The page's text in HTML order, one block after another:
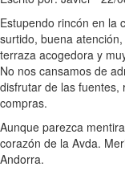
Estupendo rincón en la
surtido, buena
terraza acogedora y
No nos cansamos de
disfrutar de las fuentes,
compras.
Aunque parezca
corazón de la Avda.
Andorra.